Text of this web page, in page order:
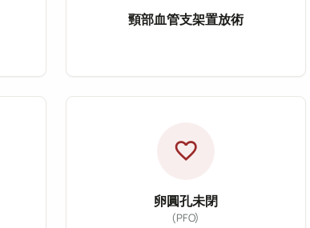
PAE）
治療方式，透過導管將栓塞微粒注入攝護腺
關節炎、五十肩、網球肘、膝關節疼痛及足
（TAME）
限
頸部血管支架置放術
頸部血管支架置放術主要用於治
治療方式：血管支架置放術
改善目標：降低中風風險
favorite
卵圓孔未閉
(PFO)